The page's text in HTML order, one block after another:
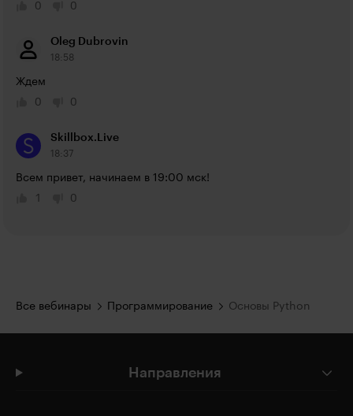
0
0
Oleg Dubrovin
18:58
Ждем
0
0
Skillbox.Live
18:37
Всем привет, начинаем в 19:00 мск!
1
0
Все вебинары Программирование Основы Python
Направления